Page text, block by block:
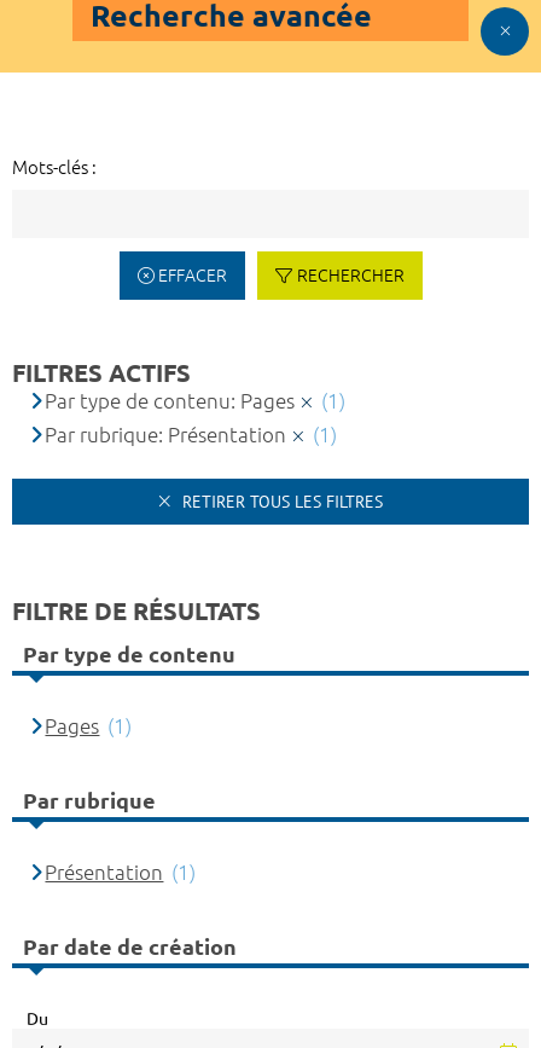
Recherche avancée
Mots-clés :
EFFACER RECHERCHER
FILTRES ACTIFS
Par type de contenu: Pages
(1)
Par rubrique: Présentation
(1)
RETIRER TOUS LES FILTRES
FILTRE DE RÉSULTATS
Par type de contenu
Pages (1)
Par rubrique
Présentation (1)
Par date de création
Du